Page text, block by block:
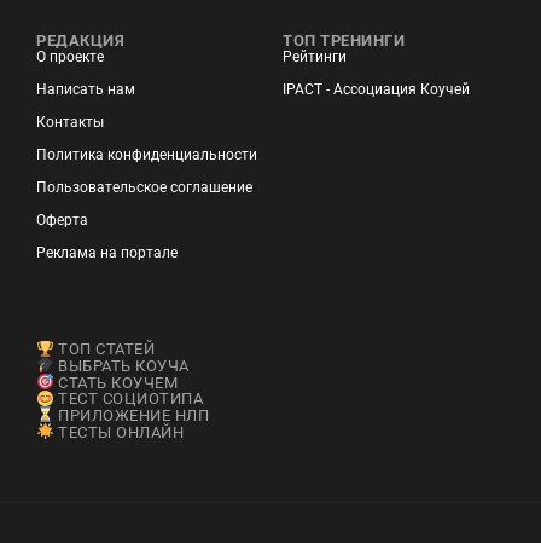
РЕДАКЦИЯ
О проекте
Написать нам
Контакты
Политика конфиденциальности
Пользовательское соглашение
Оферта
Реклама на портале
ТОП ТРЕНИНГИ
Рейтинги
IPACT - Ассоциация Коучей
ТОП СТАТЕЙ
ВЫБРАТЬ КОУЧА
СТАТЬ КОУЧЕМ
ТЕСТ СОЦИОТИПА
ПРИЛОЖЕНИЕ НЛП
ТЕСТЫ ОНЛАЙН